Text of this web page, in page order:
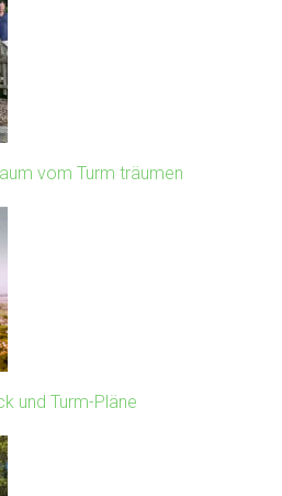
vom Turm träumen
und Turm-Pläne